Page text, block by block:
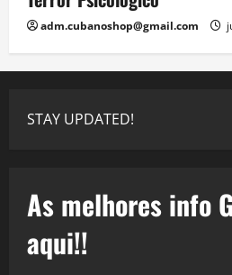
adm.cubanoshop@gmail.com
STAY UPDATED!
As melhores info
aqui!!